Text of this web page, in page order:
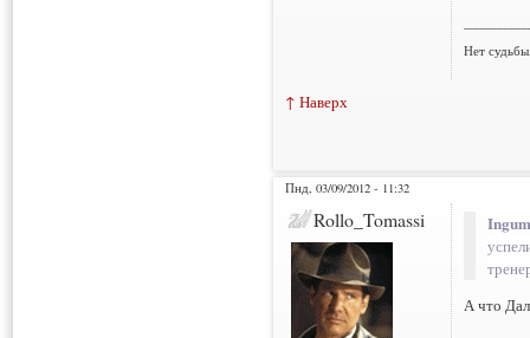
Нет
↑ Наверх
Пнд, 03/09/2012 - 11:32
Rollo_Tomassi
А что